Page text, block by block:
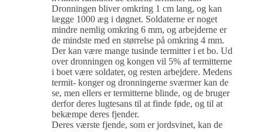
Dronningen bliver omkring 1 cm lang, og kan
lægge 1000 æg i døgnet. Soldaterne er noget
mindre nemlig omkring 6 mm, og arbejderne er
de mindste med en størrelse på omkring 4 mm.
Der kan være mange tusinde termitter i et bo. Ud
over dronningen og kongen vil 5% af termitterne
i boet være soldater, og resten arbejdere. Medens
termit- konger og dronningerne sværmer kan de
se, men ellers er termitterne blinde, og de bruger
derfor deres lugtesans til at finde føde, og til at
bekæmpe deres fjender.
Deres værste fjende, som er jordsvinet, kan de